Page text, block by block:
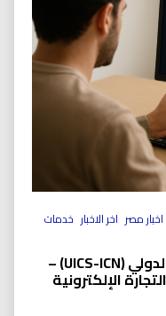
اخبار مصر اخر الاخبار خدمات
إطلاق منصة رقم الحساب التجاري الدولي (UICS-ICN) –
الإلكترونية